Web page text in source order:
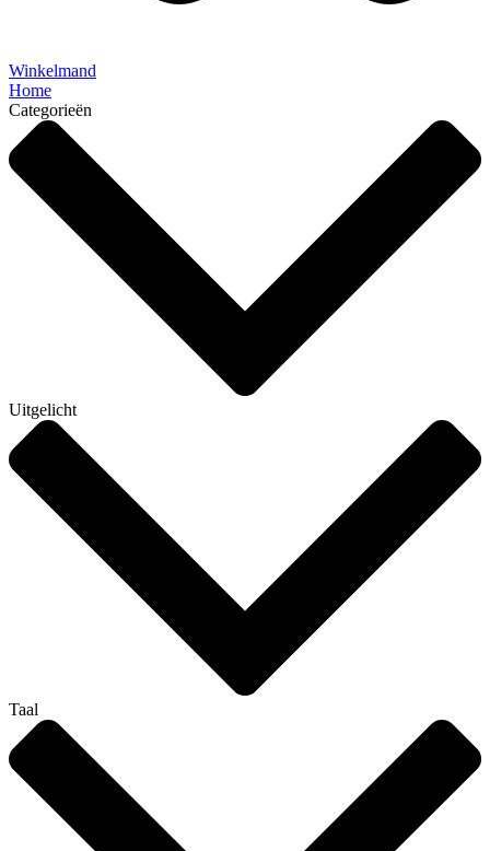
Winkelmand
Home
Categorieën
Uitgelicht
Taal